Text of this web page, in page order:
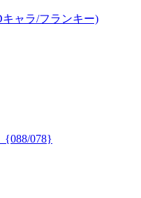
キャラ/フランキー)
{088/078}